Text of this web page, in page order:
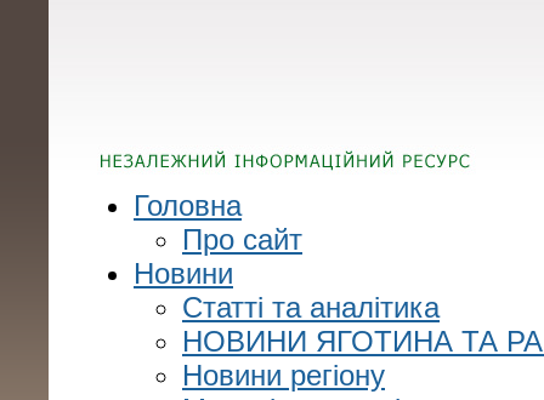
Головна
Про сайт
Новини
Статті та аналітика
НОВИНИ ЯГОТИНА ТА
Новини регіону